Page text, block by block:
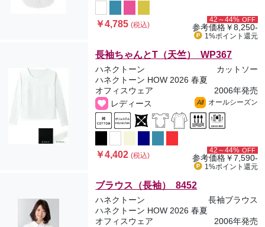
￥4,785(税込)
42～44% OFF
参考価格￥8,250-
1%ポイント 還元
長袖ちゃんとT（天竺） WP367
ハネクトーン
カットソー
ハネクトーン HOW 2026 春夏
オフィスウェア
2006年発売
レディース
All オールシーズン
￥4,402(税込)
42～44% OFF
参考価格￥7,590-
1%ポイント 還元
ブラウス（長袖） 8452
ハネクトーン
長袖ブラウス
ハネクトーン HOW 2026 春夏
オフィスウェア
2006年発売